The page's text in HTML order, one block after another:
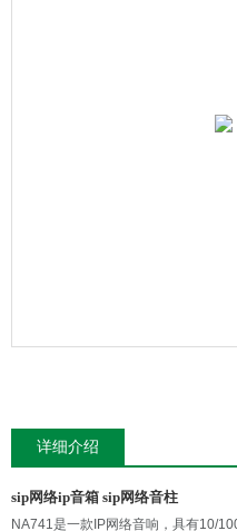
详细介绍
sip网络ip音箱 sip网络音柱
NA741是一款IP网络音响，具有10/